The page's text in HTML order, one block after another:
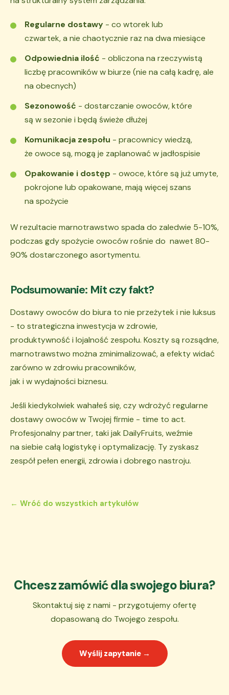
Regularne dostawy - co wtorek lub
czwartek, a nie chaotycznie raz na dwa miesiące
Odpowiednia ilość - obliczona na rzeczywistą
liczbę pracowników w biurze (nie na całą kadrę, ale
na obecnych)
Sezonowość - dostarczanie owoców, które
są w sezonie i będą świeże dłużej
Komunikacja zespołu - pracownicy wiedzą,
że owoce są, mogą je zaplanować w jadłospisie
Opakowanie i dostęp - owoce, które są już umyte,
pokrojone lub opakowane, mają więcej szans
na spożycie
W rezultacie marnotrawstwo spada do zaledwie 5-10%,
podczas gdy spożycie owoców rośnie do nawet 80-
90% dostarczonego asortymentu.
Podsumowanie: Mit czy fakt?
Dostawy owoców do biura to nie przeżytek i nie luksus
- to strategiczna inwestycja w zdrowie,
produktywność i lojalność zespołu. Koszty są rozsądne,
marnotrawstwo można zminimalizować, a efekty widać
zarówno w zdrowiu pracowników,
jak i w wydajności biznesu.
Jeśli kiedykolwiek wahałeś się, czy wdrożyć regularne
dostawy owoców w Twojej firmie - time to act.
Profesjonalny partner, taki jak DailyFruits, weźmie
na siebie całą logistykę i optymalizację. Ty zyskasz
zespół pełen energii, zdrowia i dobrego nastroju.
← Wróć do wszystkich artykułów
Chcesz zamówić dla swojego biura?
Skontaktuj się z nami - przygotujemy ofertę
dopasowaną do Twojego zespołu.
Wyślij zapytanie →